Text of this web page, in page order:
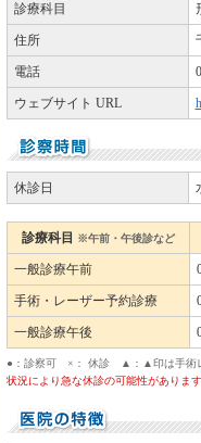
診療科目
住所
電話
ウェブサイト URL
休診日
診療科目 ※午前・午後診など
一般診療午前
手術・レーザー予約診療
一般診療午後
●：診察可 ×： 休診 ▲：▲印は手術
状況により急な休診の可能性がありま